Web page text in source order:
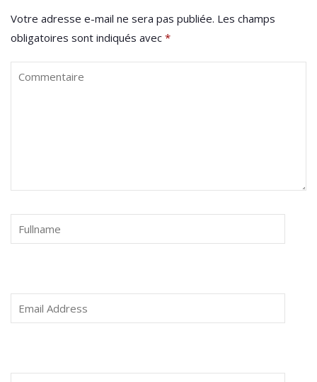
Votre adresse e-mail ne sera pas publiée. Les champs
obligatoires sont indiqués avec *